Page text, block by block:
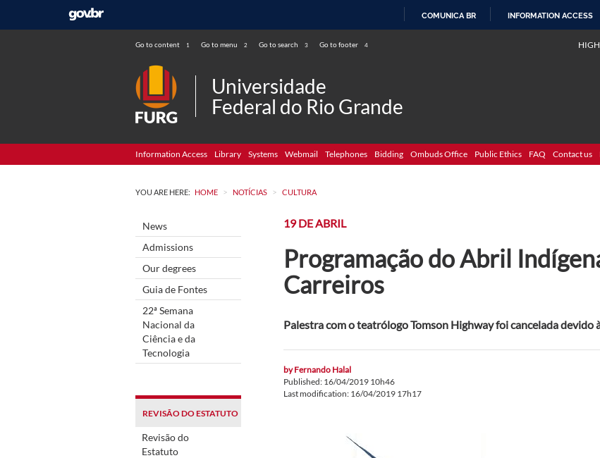
COMUNICA BR INFORMATION ACCESS
Go to content 1 Go to menu 2 Go to search 3 Go to footer 4
Universidade
Federal do Rio Grande
Information Access Library Systems Webmail Telephones Bidding Ombuds Office Public Ethics FAQ Contact us
YOU ARE HERE: HOME > NOTÍCIAS > CULTURA
News
Admissions
Our degrees
Guia de Fontes
22ª Semana
Nacional da
Ciência e da
Tecnologia
REVISÃO DO ESTATUTO
Revisão do
Estatuto
19 DE ABRIL
Programação do Abril
Carreiros
Palestra com o teatrólogo Tomson Highway foi cancelada devido
byFernando Halal
Published: 16/04/2019 10h46
Last modification: 16/04/2019 17h17